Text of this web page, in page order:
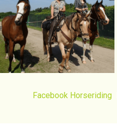
Facebook Horseriding